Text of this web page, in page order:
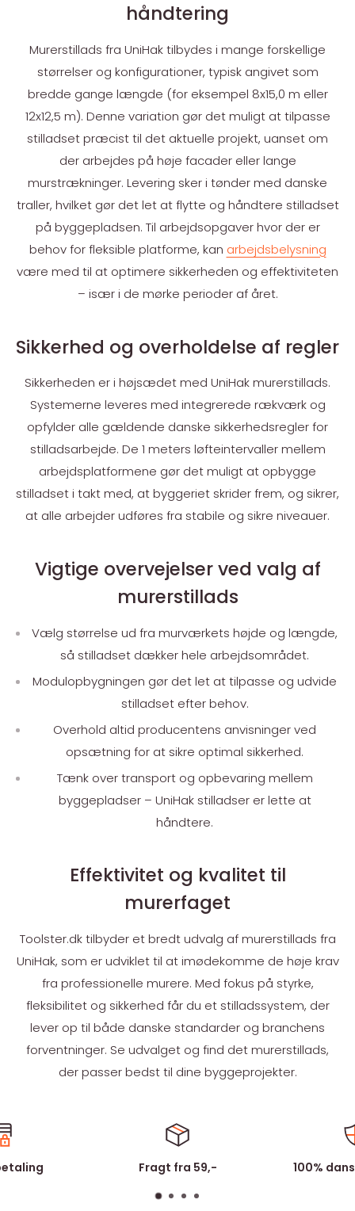
håndtering
Murerstillads fra UniHak tilbydes i mange forskellige
størrelser og konfigurationer, typisk angivet som
bredde gange længde (for eksempel 8x15,0 m eller
12x12,5 m). Denne variation gør det muligt at tilpasse
stilladset præcist til det aktuelle projekt, uanset om
der arbejdes på høje facader eller lange
murstrækninger. Levering sker i tønder med danske
traller, hvilket gør det let at flytte og håndtere stilladset
på byggepladsen. Til arbejdsopgaver hvor der er
behov for fleksible platforme, kan arbejdsbelysning
være med til at optimere sikkerheden og effektiviteten
– især i de mørke perioder af året.
Sikkerhed og overholdelse af regler
Sikkerheden er i højsædet med UniHak murerstillads.
Systemerne leveres med integrerede rækværk og
opfylder alle gældende danske sikkerhedsregler for
stilladsarbejde. De 1 meters løfteintervaller mellem
arbejdsplatformene gør det muligt at opbygge
stilladset i takt med, at byggeriet skrider frem, og sikrer,
at alle arbejder udføres fra stabile og sikre niveauer.
Vigtige overvejelser ved valg af
murerstillads
Vælg størrelse ud fra murværkets højde og længde,
så stilladset dækker hele arbejdsområdet.
Modulopbygningen gør det let at tilpasse og udvide
stilladset efter behov.
Overhold altid producentens anvisninger ved
opsætning for at sikre optimal sikkerhed.
Tænk over transport og opbevaring mellem
byggepladser – UniHak stilladser er lette at
håndtere.
Effektivitet og kvalitet til
murerfaget
Toolster.dk tilbyder et bredt udvalg af murerstillads fra
UniHak, som er udviklet til at imødekomme de høje krav
fra professionelle murere. Med fokus på styrke,
fleksibilitet og sikkerhed får du et stilladssystem, der
lever op til både danske standarder og branchens
forventninger. Se udvalget og find det murerstillads,
der passer bedst til dine byggeprojekter.
Fragt fra 59,- 100%